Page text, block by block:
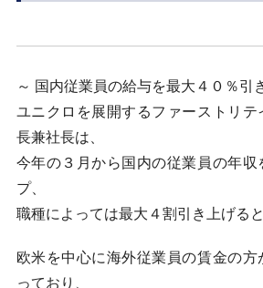
～ 国内従業員の給与を最大４０％引
ユニクロを展開するファーストリテ
長兼社長は、
今年の３月から国内の従業員の年収
プ、
職種によっては最大４割引き上げる
欧米を中心に海外従業員の賃金の方
っており、